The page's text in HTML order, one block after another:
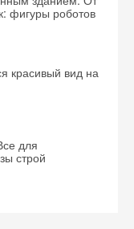
фигуры роботов
красивый вид на
для
строй